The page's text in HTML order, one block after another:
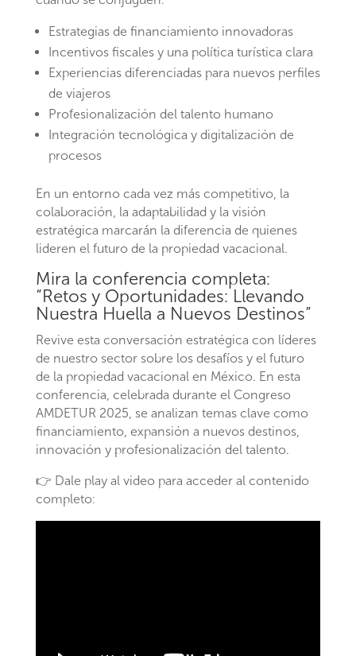
Estrategias de financiamiento innovadoras
Incentivos fiscales y una política turística clara
Experiencias diferenciadas para nuevos perfiles
de viajeros
Profesionalización del talento humano
Integración tecnológica y digitalización de
procesos
En un entorno cada vez más competitivo, la
colaboración, la adaptabilidad y la visión
estratégica marcarán la diferencia de quienes
lideren el futuro de la propiedad vacacional.
Mira la conferencia completa:
“Retos y Oportunidades: Llevando
Nuestra Huella a Nuevos Destinos”
Revive esta conversación estratégica con líderes
de nuestro sector sobre los desafíos y el futuro
de la propiedad vacacional en México. En esta
conferencia, celebrada durante el Congreso
AMDETUR 2025, se analizan temas clave como
financiamiento, expansión a nuevos destinos,
innovación y profesionalización del talento.
👉 Dale play al video para acceder al contenido
completo: